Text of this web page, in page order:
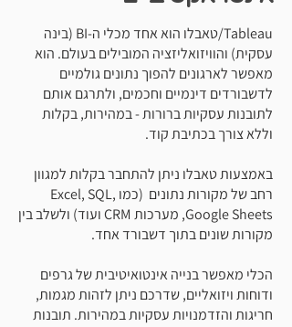
Tableau/טאבלו הוא אחד מכלי ה-BI (בינה
עסקית) והוויזואליזציה המובילים בעולם. הוא
מאפשר לארגונים להפוך נתונים גולמיים
לדשבורדים דינמיים וחכמים, ולתרגם אותם
לתובנות עסקיות ברורות - במהירות, בקלות
וללא צורך בכתיבת קוד.
באמצעות טאבלו ניתן להתחבר בקלות למגוון
רחב של מקורות נתונים (כמו Excel, SQL,
Google Sheets, מערכות CRM ועוד) ולשלב בין
מקורות שונים בתוך דשבורד אחד.
הכלי מאפשר בנייה אינטואיטיבית של גרפים
ודוחות ויזואליים, שדרכם ניתן לזהות מגמות,
חריגות והזדמנויות עסקיות במהירות. תובנות